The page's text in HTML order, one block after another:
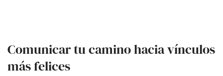
Comunicar tu camino hacia vínculos
más felices